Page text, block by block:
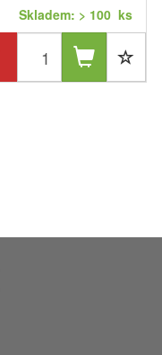
Skladem: > 100 ks